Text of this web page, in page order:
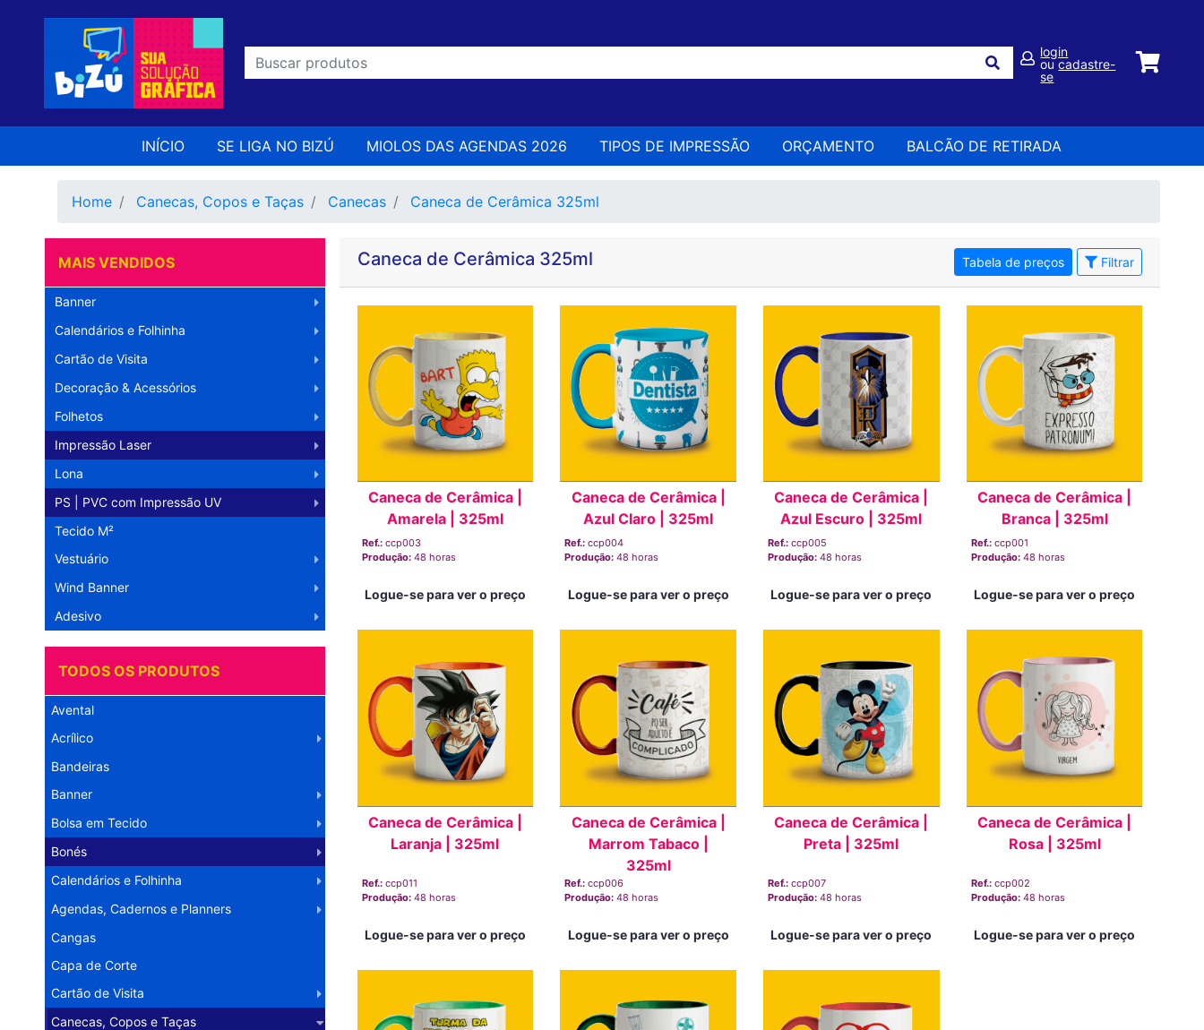
login
oucadastre-
se
INÍCIO SE LIGA NO BIZÚ MIOLOS DAS AGENDAS 2026 TIPOS DE IMPRESSÃO ORÇAMENTO BALCÃO DE RETIRADA
Home Canecas, Copos e Taças Canecas Caneca de Cerâmica 325ml
MAIS VENDIDOS
Banner
Calendários e Folhinha
Cartão de Visita
Decoração & Acessórios
Folhetos
Impressão Laser
Lona
PS | PVC com Impressão UV
Tecido M²
Vestuário
Wind Banner
Adesivo
TODOS OS PRODUTOS
Avental
Acrílico
Bandeiras
Banner
Bolsa em Tecido
Bonés
Calendários e Folhinha
Agendas, Cadernos e Planners
Cangas
Capa de Corte
Cartão de Visita
Canecas, Copos e Taças
Caneca de Cerâmica 325ml Tabela de preços Filtrar
Caneca de Cerâmica |
Amarela | 325ml
Ref.: ccp003
Produção: 48 horas
Logue-se para ver o preço
Caneca de Cerâmica |
Azul Claro | 325ml
Ref.:ccp004
Produção:48 horas
Logue-se para ver o preço
Caneca de Cerâmica |
Azul Escuro | 325ml
Ref.: ccp005
Produção: 48 horas
Logue-se para ver o preço
Caneca de Cerâmica |
Branca | 325ml
Ref.: ccp001
Produção: 48 horas
Logue-se para ver o preço
Caneca de Cerâmica |
Laranja | 325ml
Ref.: ccp011
Produção: 48 horas
Logue-se para ver o preço
Caneca de Cerâmica |
Marrom Tabaco |
325ml
Ref.:ccp006
Produção:48 horas
Logue-se para ver o preço
Caneca de Cerâmica |
Preta | 325ml
Ref.: ccp007
Produção: 48 horas
Logue-se para ver o preço
Caneca de Cerâmica |
Rosa | 325ml
Ref.: ccp002
Produção: 48 horas
Logue-se para ver o preço